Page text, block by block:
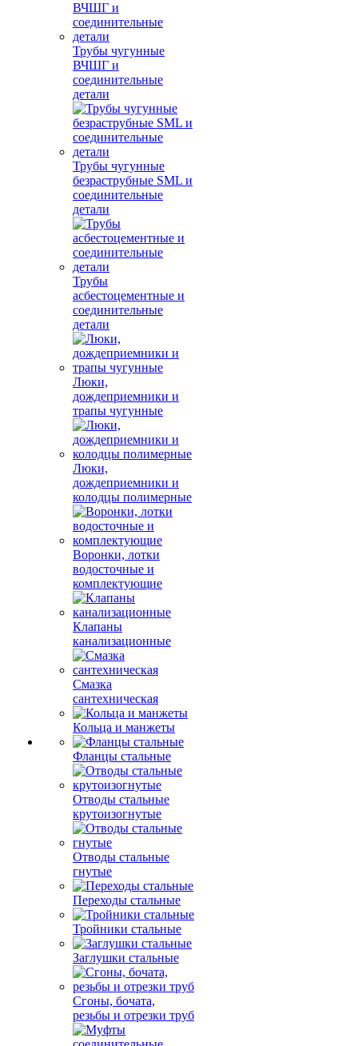
Трубы чугунные
ВЧШГ и
соединительные
детали
Трубы чугунные
безраструбные SML и
соединительные
детали
Трубы
асбестоцементные и
соединительные
детали
Люки,
дождеприемники и
трапы чугунные
Люки,
дождеприемники и
колодцы полимерные
Воронки, лотки
водосточные и
комплектующие
Клапаны
канализационные
Смазка
сантехническая
Кольца и манжеты
Фланцы стальные
Отводы стальные
крутоизогнутые
Отводы стальные
гнутые
Переходы стальные
Тройники стальные
Заглушки стальные
Сгоны, бочата,
резьбы и отрезки труб